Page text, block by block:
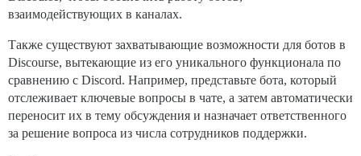
взаимодействующих в каналах.
Также существуют захватывающие возможности для ботов в
Discourse, вытекающие из его уникального функционала по
сравнению с Discord. Например, представьте бота, который
отслеживает ключевые вопросы в чате, а затем автоматически
переносит их в тему обсуждения и назначает ответственного
за решение вопроса из числа сотрудников поддержки.